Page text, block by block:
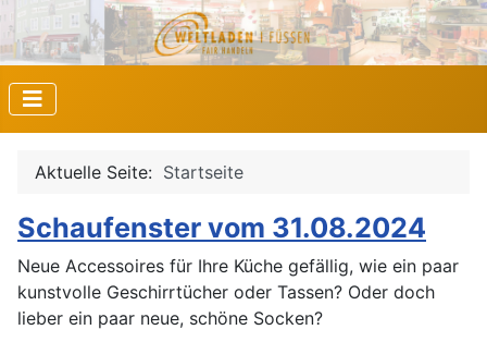
Aktuelle Seite: Startseite
Schaufenster vom 31.08.2024
Neue Accessoires für Ihre Küche gefällig, wie ein paar
kunstvolle Geschirrtücher oder Tassen? Oder doch
lieber ein paar neue, schöne Socken?